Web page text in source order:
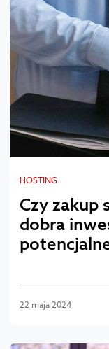
HOSTING
Czy
dobra
22 maja 2024